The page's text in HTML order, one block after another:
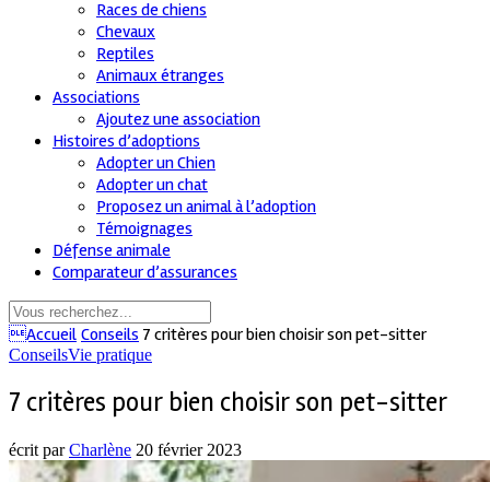
Races de chiens
Chevaux
Reptiles
Animaux étranges
Associations
Ajoutez une association
Histoires d’adoptions
Adopter un Chien
Adopter un chat
Proposez un animal à l’adoption
Témoignages
Défense animale
Comparateur d’assurances
Accueil Conseils 7 critères pour bien choisir son pet-sitter
ConseilsVie pratique
7 critères pour bien choisir son pet-sitter
écrit parCharlène 20 février 2023